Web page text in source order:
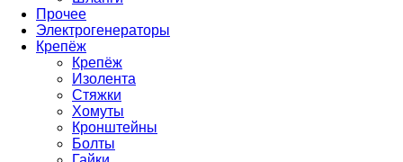
Прочее
Электрогенераторы
Крепёж
Крепёж
Изолента
Стяжки
Хомуты
Кронштейны
Болты